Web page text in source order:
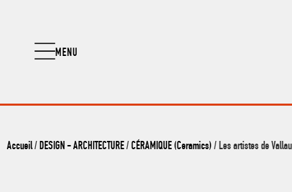
MENU
Accueil/ DESIGN - ARCHITECTURE/ CÉRAMIQUE (Ceramics) / Les artistes de